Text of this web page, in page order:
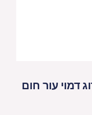
דמוי עור חום